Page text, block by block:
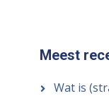
Meest
Wat is